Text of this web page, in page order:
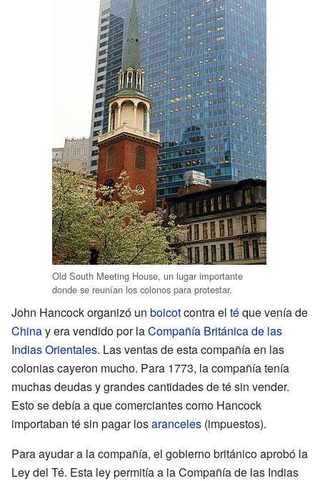
Old South Meeting House, un lugar importante
donde se reunían los colonos para protestar.
John Hancock organizó un boicotcontra el téque venía de
Chinay era vendido por laCompañía Británica de las
Indias Orientales. Las ventas de esta compañía en las
colonias cayeron mucho. Para 1773, la compañía tenía
muchas deudas y grandes cantidades de té sin vender.
Esto se debía a que comerciantes como Hancock
importaban té sin pagar losaranceles (impuestos).
Para ayudar a la compañía, el gobierno británico aprobó la
Ley del Té. Esta ley permitía a la Compañía de las Indias